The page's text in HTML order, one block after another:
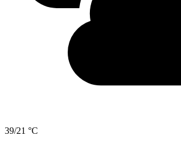
39/21 °C